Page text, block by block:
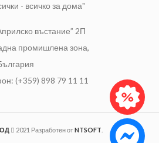
- всичко за дома"
въстание” 2П
промишлена зона,
(+359) 898 79 11 11
2021 Разработен отNTSOFT